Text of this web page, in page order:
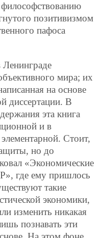
позитивизмом
пафоса
мира; их
на основе
диссертации. В
эта книга
и в
Стоит,
но до
«Экономические
где ему пришлось
такие
экономики,
изменить никакая
познавать эти